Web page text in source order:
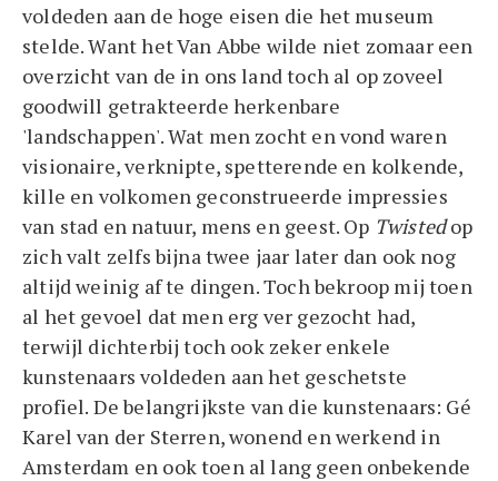
voldeden aan de hoge eisen die het museum
stelde. Want het Van Abbe wilde niet zomaar een
overzicht van de in ons land toch al op zoveel
goodwill getrakteerde herkenbare
'landschappen'. Wat men zocht en vond waren
visionaire, verknipte, spetterende en kolkende,
kille en volkomen geconstrueerde impressies
van stad en natuur, mens en geest. Op Twistedop
zich valt zelfs bijna twee jaar later dan ook nog
altijd weinig af te dingen. Toch bekroop mij toen
al het gevoel dat men erg ver gezocht had,
terwijl dichterbij toch ook zeker enkele
kunstenaars voldeden aan het geschetste
profiel. De belangrijkste van die kunstenaars: Gé
Karel van der Sterren, wonend en werkend in
Amsterdam en ook toen al lang geen onbekende